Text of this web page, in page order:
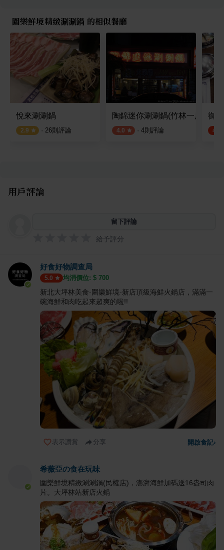
圍樂鮮境精緻涮涮鍋 的相似餐廳
悅來涮涮鍋
2.9 · 26則評論
陶錦迷你涮涮鍋(竹林一店)
4.0 · 4則評論
御
4.9
用戶評論
留下評論
給予評分
好食好物調查局
5.0 均消價位: $ 700
新北大坪林美食-圍樂鮮境-新店頂級海鮮火鍋店，滿滿一
碗海鮮和肉吃起來超爽的啦!!
表示讚賞 分享 開啟食記›
希薇亞の食在玩味
圍樂鮮境精緻涮涮鍋(民權店)，澎湃海鮮加碼送16盎司肉
片。大坪林站新店火鍋